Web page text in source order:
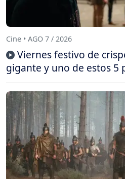
Cine • AGO 7 / 2026
Viernes festivo de
gigante y uno de estos 5